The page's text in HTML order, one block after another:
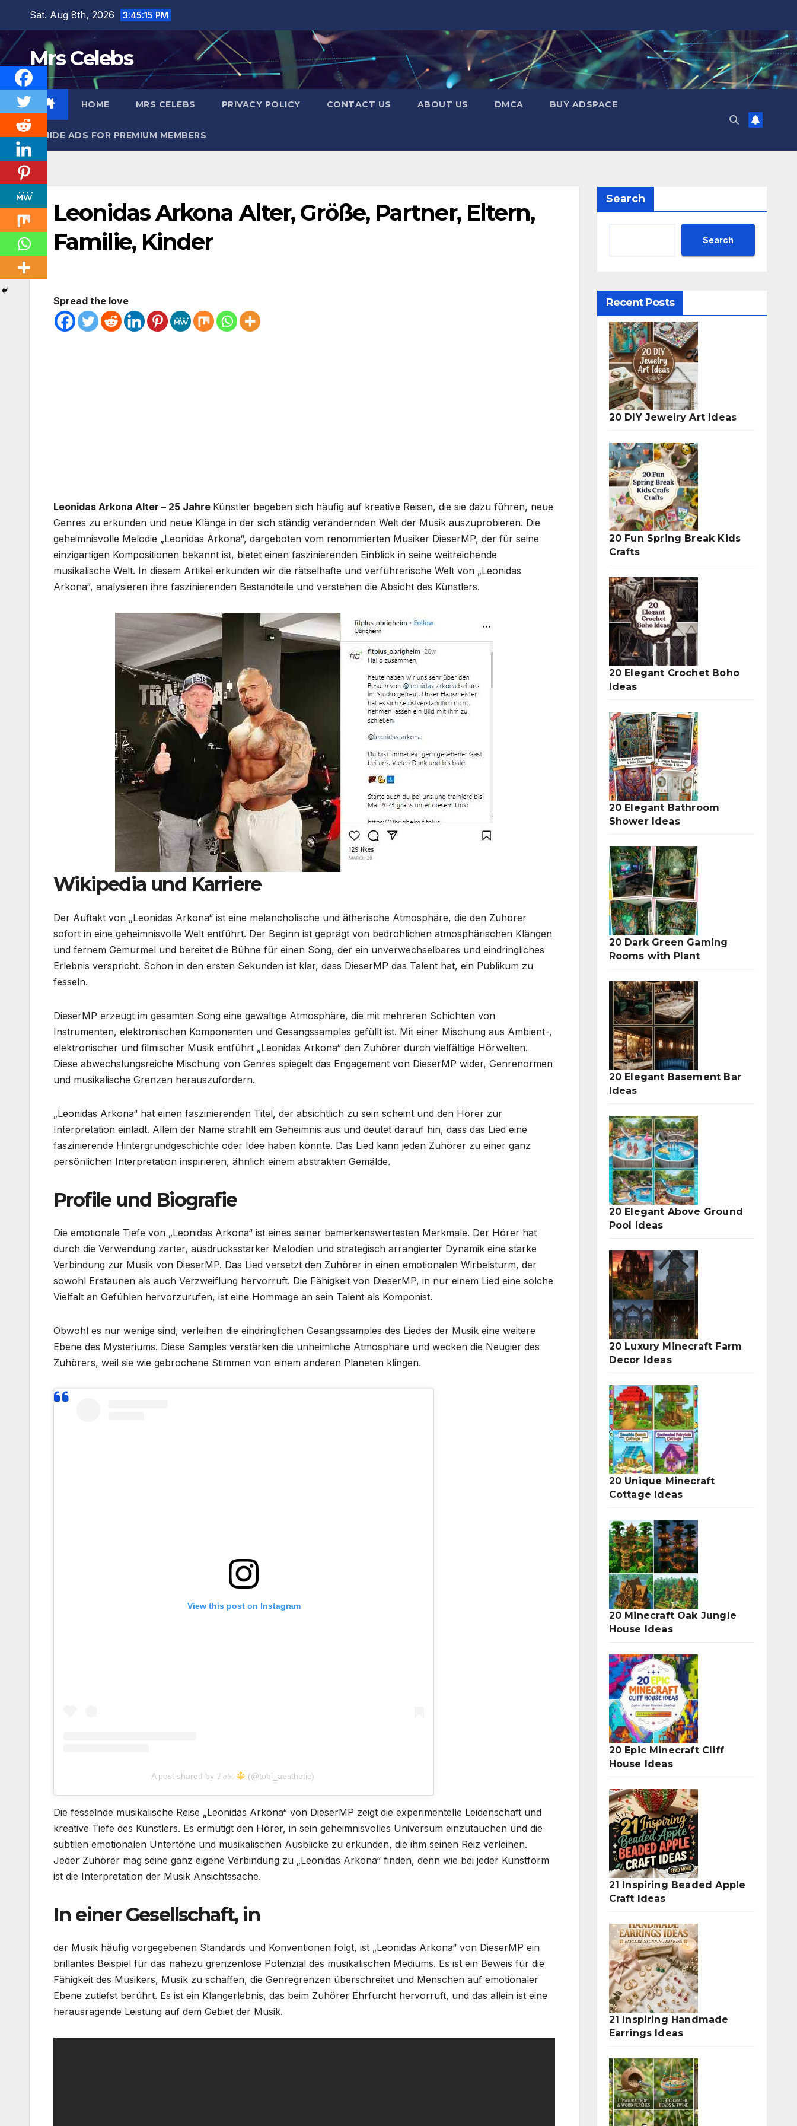
content
Sat. Aug 8th, 2026 3:45:16 PM
Mrs Celebs
HOME MRS CELEBS PRIVACY POLICY CONTACT US ABOUT US DMCA BUY ADSPACE
HIDE ADS FOR PREMIUM MEMBERS
Leonidas Arkona Alter, Größe, Partner, Eltern,
Familie, Kinder
Spread the love
Leonidas Arkona Alter – 25 Jahre Künstler begeben sich häufig auf kreative Reisen, die sie dazu führen, neue
Genres zu erkunden und neue Klänge in der sich ständig verändernden Welt der Musik auszuprobieren. Die
geheimnisvolle Melodie „Leonidas Arkona“, dargeboten vom renommierten Musiker DieserMP, der für seine
einzigartigen Kompositionen bekannt ist, bietet einen faszinierenden Einblick in seine weitreichende
musikalische Welt. In diesem Artikel erkunden wir die rätselhafte und verführerische Welt von „Leonidas
Arkona“, analysieren ihre faszinierenden Bestandteile und verstehen die Absicht des Künstlers.
Wikipedia und Karriere
Der Auftakt von „Leonidas Arkona“ ist eine melancholische und ätherische Atmosphäre, die den Zuhörer
sofort in eine geheimnisvolle Welt entführt. Der Beginn ist geprägt von bedrohlichen atmosphärischen Klängen
und fernem Gemurmel und bereitet die Bühne für einen Song, der ein unverwechselbares und eindringliches
Erlebnis verspricht. Schon in den ersten Sekunden ist klar, dass DieserMP das Talent hat, ein Publikum zu
fesseln.
DieserMP erzeugt im gesamten Song eine gewaltige Atmosphäre, die mit mehreren Schichten von
Instrumenten, elektronischen Komponenten und Gesangssamples gefüllt ist. Mit einer Mischung aus Ambient-,
elektronischer und filmischer Musik entführt „Leonidas Arkona“ den Zuhörer durch vielfältige Hörwelten.
Diese abwechslungsreiche Mischung von Genres spiegelt das Engagement von DieserMP wider, Genrenormen
und musikalische Grenzen herauszufordern.
„Leonidas Arkona“ hat einen faszinierenden Titel, der absichtlich zu sein scheint und den Hörer zur
Interpretation einlädt. Allein der Name strahlt ein Geheimnis aus und deutet darauf hin, dass das Lied eine
faszinierende Hintergrundgeschichte oder Idee haben könnte. Das Lied kann jeden Zuhörer zu einer ganz
persönlichen Interpretation inspirieren, ähnlich einem abstrakten Gemälde.
Profile und Biografie
Die emotionale Tiefe von „Leonidas Arkona“ ist eines seiner bemerkenswertesten Merkmale. Der Hörer hat
durch die Verwendung zarter, ausdrucksstarker Melodien und strategisch arrangierter Dynamik eine starke
Verbindung zur Musik von DieserMP. Das Lied versetzt den Zuhörer in einen emotionalen Wirbelsturm, der
sowohl Erstaunen als auch Verzweiflung hervorruft. Die Fähigkeit von DieserMP, in nur einem Lied eine solche
Vielfalt an Gefühlen hervorzurufen, ist eine Hommage an sein Talent als Komponist.
Obwohl es nur wenige sind, verleihen die eindringlichen Gesangssamples des Liedes der Musik eine weitere
Ebene des Mysteriums. Diese Samples verstärken die unheimliche Atmosphäre und wecken die Neugier des
Zuhörers, weil sie wie gebrochene Stimmen von einem anderen Planeten klingen.
View this post on Instagram
A post shared by 𝓣𝓸𝓫𝓲 (@tobi_aesthetic)
Die fesselnde musikalische Reise „Leonidas Arkona“ von DieserMP zeigt die experimentelle Leidenschaft und
kreative Tiefe des Künstlers. Es ermutigt den Hörer, in sein geheimnisvolles Universum einzutauchen und die
subtilen emotionalen Untertöne und musikalischen Ausblicke zu erkunden, die ihm seinen Reiz verleihen.
Jeder Zuhörer mag seine ganz eigene Verbindung zu „Leonidas Arkona“ finden, denn wie bei jeder Kunstform
ist die Interpretation der Musik Ansichtssache.
In einer Gesellschaft, in
der Musik häufig vorgegebenen Standards und Konventionen folgt, ist „Leonidas Arkona“ von DieserMP ein
brillantes Beispiel für das nahezu grenzenlose Potenzial des musikalischen Mediums. Es ist ein Beweis für die
Fähigkeit des Musikers, Musik zu schaffen, die Genregrenzen überschreitet und Menschen auf emotionaler
Ebene zutiefst berührt. Es ist ein Klangerlebnis, das beim Zuhörer Ehrfurcht hervorruft, und das allein ist eine
herausragende Leistung auf dem Gebiet der Musik.
Search
Search
Recent Posts
20 DIY Jewelry Art Ideas
20 Fun Spring Break Kids
Crafts
20 Elegant Crochet Boho
Ideas
20 Elegant Bathroom
Shower Ideas
20 Dark Green Gaming
Rooms with Plant
20 Elegant Basement Bar
Ideas
20 Elegant Above Ground
Pool Ideas
20 Luxury Minecraft Farm
Decor Ideas
20 Unique Minecraft
Cottage Ideas
20 Minecraft Oak Jungle
House Ideas
20 Epic Minecraft Cliff
House Ideas
21 Inspiring Beaded Apple
Craft Ideas
21 Inspiring Handmade
Earrings Ideas